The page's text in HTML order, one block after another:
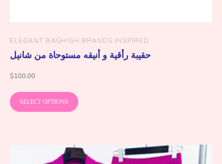
ELEGANT BAGHIGH BRANDS INSPIRED
حقيبة رأقية و أنيقه مستوحاة من شانيل
$100.00
SELECT OPTIONS